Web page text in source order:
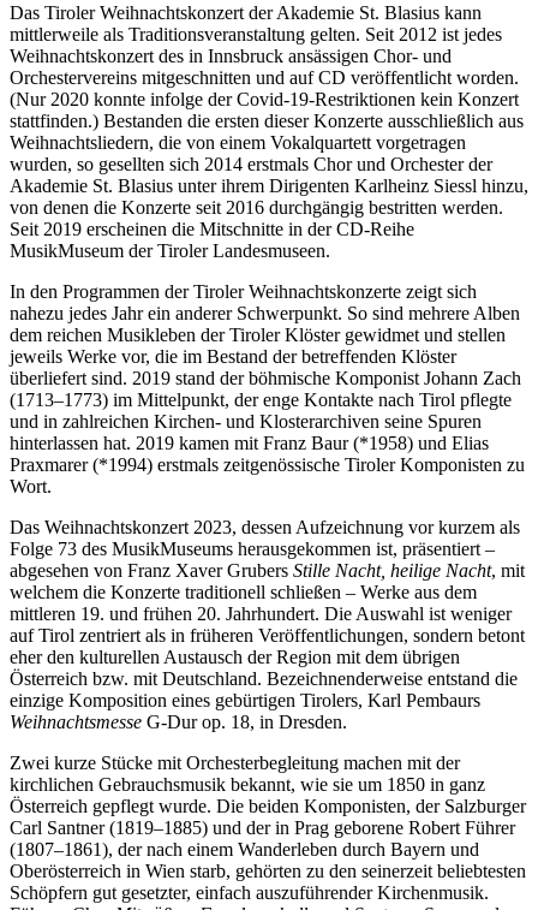
Das Tiroler Weihnachtskonzert der Akademie St. Blasius kann
mittlerweile als Traditionsveranstaltung gelten. Seit 2012 ist jedes
Weihnachtskonzert des in Innsbruck ansässigen Chor- und
Orchestervereins mitgeschnitten und auf CD veröffentlicht worden.
(Nur 2020 konnte infolge der Covid-19-Restriktionen kein Konzert
stattfinden.) Bestanden die ersten dieser Konzerte ausschließlich aus
Weihnachtsliedern, die von einem Vokalquartett vorgetragen
wurden, so gesellten sich 2014 erstmals Chor und Orchester der
Akademie St. Blasius unter ihrem Dirigenten Karlheinz Siessl hinzu,
von denen die Konzerte seit 2016 durchgängig bestritten werden.
Seit 2019 erscheinen die Mitschnitte in der CD-Reihe
MusikMuseum der Tiroler Landesmuseen.
In den Programmen der Tiroler Weihnachtskonzerte zeigt sich
nahezu jedes Jahr ein anderer Schwerpunkt. So sind mehrere Alben
dem reichen Musikleben der Tiroler Klöster gewidmet und stellen
jeweils Werke vor, die im Bestand der betreffenden Klöster
überliefert sind. 2019 stand der böhmische Komponist Johann Zach
(1713–1773) im Mittelpunkt, der enge Kontakte nach Tirol pflegte
und in zahlreichen Kirchen- und Klosterarchiven seine Spuren
hinterlassen hat. 2019 kamen mit Franz Baur (*1958) und Elias
Praxmarer (*1994) erstmals zeitgenössische Tiroler Komponisten zu
Wort.
Das Weihnachtskonzert 2023, dessen Aufzeichnung vor kurzem als
Folge 73 des MusikMuseums herausgekommen ist, präsentiert –
abgesehen von Franz Xaver Grubers Stille Nacht, heilige Nacht, mit
welchem die Konzerte traditionell schließen – Werke aus dem
mittleren 19. und frühen 20. Jahrhundert. Die Auswahl ist weniger
auf Tirol zentriert als in früheren Veröffentlichungen, sondern betont
eher den kulturellen Austausch der Region mit dem übrigen
Österreich bzw. mit Deutschland. Bezeichnenderweise entstand die
einzige Komposition eines gebürtigen Tirolers, Karl Pembaurs
Weihnachtsmesse G-Dur op. 18, in Dresden.
Zwei kurze Stücke mit Orchesterbegleitung machen mit der
kirchlichen Gebrauchsmusik bekannt, wie sie um 1850 in ganz
Österreich gepflegt wurde. Die beiden Komponisten, der Salzburger
Carl Santner (1819–1885) und der in Prag geborene Robert Führer
(1807–1861), der nach einem Wanderleben durch Bayern und
Oberösterreich in Wien starb, gehörten zu den seinerzeit beliebtesten
Schöpfern gut gesetzter, einfach auszuführender Kirchenmusik.